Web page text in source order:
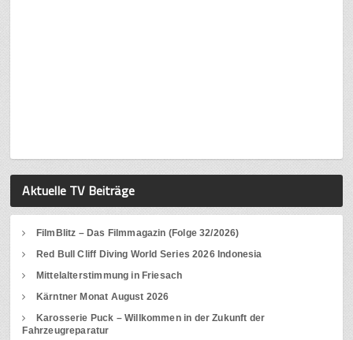
Aktuelle TV Beiträge
FilmBlitz – Das Filmmagazin (Folge 32/2026)
Red Bull Cliff Diving World Series 2026 Indonesia
Mittelalterstimmung in Friesach
Kärntner Monat August 2026
Karosserie Puck – Willkommen in der Zukunft der
Fahrzeugreparatur